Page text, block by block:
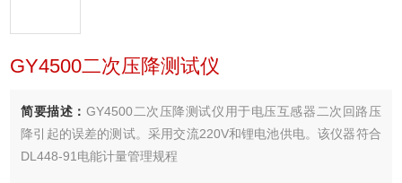
GY4500二次压降测试仪
简要描述：GY4500二次压降测试仪用于电压互感器二次回路压
降引起的误差的测试。采用交流220V和锂电池供电。该仪器符合
DL448-91电能计量管理规程